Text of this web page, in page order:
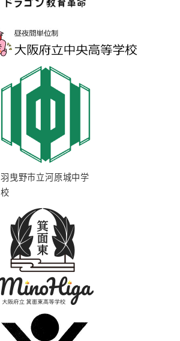
羽曳野市立河原城中学
校